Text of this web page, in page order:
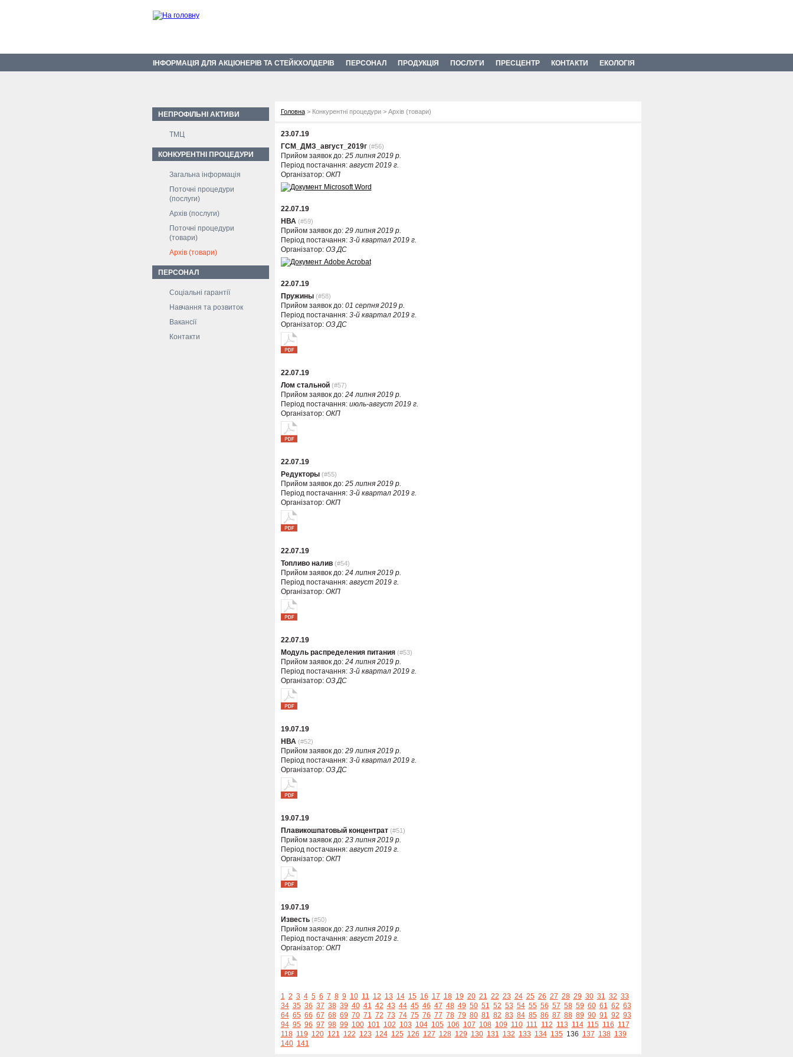
ІНФОРМАЦІЯ ДЛЯ АКЦІОНЕРІВ ТА СТЕЙКХОЛДЕРІВ ПЕРСОНАЛ ПРОДУКЦІЯ ПОСЛУГИ ПРЕСЦЕНТР КОНТАКТИ ЕКОЛОГІЯ
НЕПРОФІЛЬНІ АКТИВИ
ТМЦ
КОНКУРЕНТНІ ПРОЦЕДУРИ
Загальна інформація
Поточні процедури
(послуги)
Архів (послуги)
Поточні процедури
(товари)
Архів (товари)
ПЕРСОНАЛ
Соціальні гарантії
Навчання та розвиток
Вакансії
Контакти
Головна> Конкурентні процедури > Архів (товари)
23.07.19
ГСМ_ДМЗ_август_2019г(#56)
Прийом заявок до: 25 липня 2019 р.
Період постачання: август 2019 г.
Організатор: ОКП
22.07.19
НВА (#59)
Прийом заявок до: 29 липня 2019 р.
Період постачання: 3-й квартал 2019 г.
Організатор: ОЗ ДС
22.07.19
Пружины(#58)
Прийом заявок до: 01 серпня 2019 р.
Період постачання: 3-й квартал 2019 г.
Організатор: ОЗ ДС
22.07.19
Лом стальной(#57)
Прийом заявок до: 24 липня 2019 р.
Період постачання: июль-август 2019 г.
Організатор: ОКП
22.07.19
Редукторы(#55)
Прийом заявок до: 25 липня 2019 р.
Період постачання: 3-й квартал 2019 г.
Організатор: ОКП
22.07.19
Топливо налив(#54)
Прийом заявок до: 24 липня 2019 р.
Період постачання: август 2019 г.
Організатор: ОКП
22.07.19
Модуль распределения питания(#53)
Прийом заявок до: 24 липня 2019 р.
Період постачання: 3-й квартал 2019 г.
Організатор: ОЗ ДС
19.07.19
НВА (#52)
Прийом заявок до: 29 липня 2019 р.
Період постачання: 3-й квартал 2019 г.
Організатор: ОЗ ДС
19.07.19
Плавикошпатовый концентрат(#51)
Прийом заявок до: 23 липня 2019 р.
Період постачання: август 2019 г.
Організатор: ОКП
19.07.19
Известь(#50)
Прийом заявок до: 23 липня 2019 р.
Період постачання: август 2019 г.
Організатор: ОКП
1 2 3 4 5 6 7 8 9 10 11 12 13 14 15 16 17 18 19 20 21 22 23 24 25 26 27 28 29 30 31 32 33
34 35 36 37 38 39 40 41 42 43 44 45 46 47 48 49 50 51 52 53 54 55 56 57 58 59 60 61 62 63
64 65 66 67 68 69 70 71 72 73 74 75 76 77 78 79 80 81 82 83 84 85 86 87 88 89 90 91 92 93
94 95 96 97 98 99 100 101 102 103 104 105 106 107 108 109 110 111 112 113 114 115 116 117
118 119 120 121 122 123 124 125 126 127 128 129 130 131 132 133 134 135136 137 138 139
140 141